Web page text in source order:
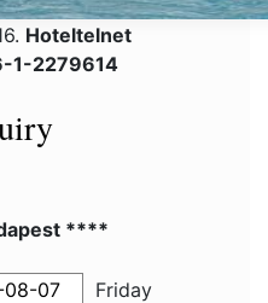
Hoteltelnet
1-2279614
****
Friday